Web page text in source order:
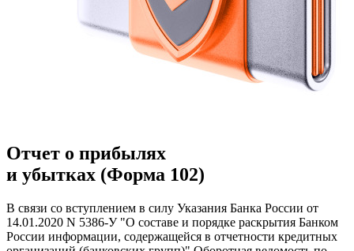
Отчет о прибылях
и убытках (Форма 102)
В связи со вступлением в силу Указания Банка России от
14.01.2020 N 5386-У "О составе и порядке раскрытия Банком
России информации, содержащейся в отчетности кредитных